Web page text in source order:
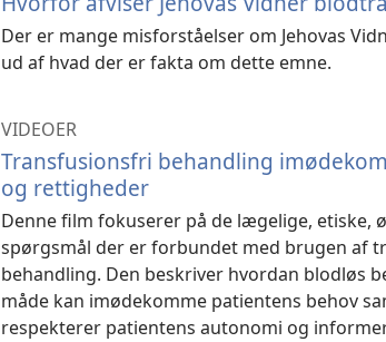
Der er mange misforståelser om Jehovas
ud af hvad der er fakta om dette emne.
VIDEOER
Transfusionsfri behandling
og rettigheder
Denne film fokuserer på de lægelige, etiske,
spørgsmål der er forbundet med brugen af
behandling. Den beskriver hvordan blodløs
måde kan imødekomme patientens behov
respekterer patientens autonomi og